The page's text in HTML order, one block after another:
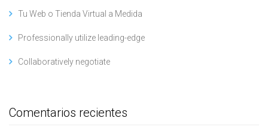
Tu Web o Tienda Virtual a Medida
Professionally utilize leading-edge
Collaboratively negotiate
Comentarios recientes